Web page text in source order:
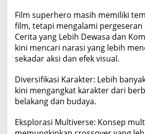
Film superhero masih memiliki
film, tetapi mengalami pergeseran
Cerita yang Lebih Dewasa dan
kini mencari narasi yang lebih
sekadar aksi dan efek visual.
Diversifikasi Karakter: Lebih
kini mengangkat karakter dari
belakang dan budaya.
Eksplorasi Multiverse: Konsep